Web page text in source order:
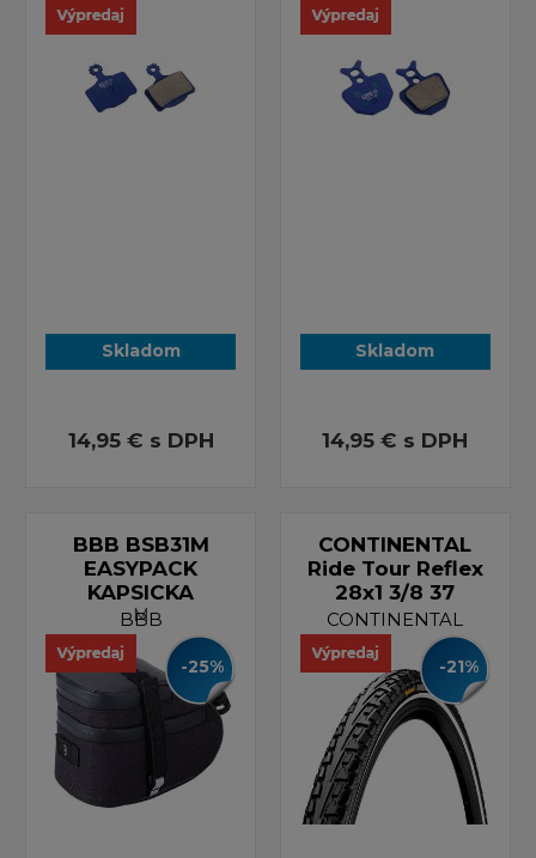
Skladom
14,95 € s DPH
Skladom
14,95 € s DPH
BBB BSB31M
EASYPACK
KAPSICKA
M
BBB
-25%
CONTINENTAL
Ride Tour Reflex
28x1 3/8 37
CONTINENTAL
-21%